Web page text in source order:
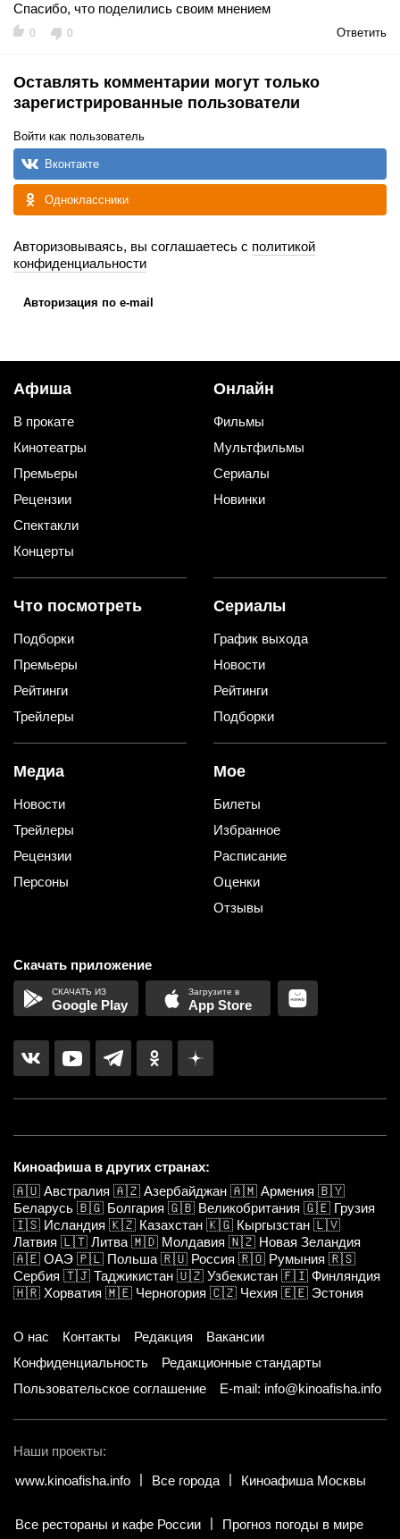
Спасибо, что поделились своим мнением
0 0 Ответить
Оставлять комментарии могут только
зарегистрированные пользователи
Войти как пользователь
Вконтакте
Одноклассники
Авторизовываясь, вы соглашаетесь с политикой
конфиденциальности
Авторизация по e-mail
Афиша
В прокате
Кинотеатры
Премьеры
Рецензии
Спектакли
Концерты
Онлайн
Фильмы
Мультфильмы
Сериалы
Новинки
Что посмотреть
Подборки
Премьеры
Рейтинги
Трейлеры
Сериалы
График выхода
Новости
Рейтинги
Подборки
Медиа
Новости
Трейлеры
Рецензии
Персоны
Мое
Билеты
Избранное
Расписание
Оценки
Отзывы
Скачать приложение
Google Play App Store
Киноафиша в других странах:
🇦🇺 Австралия 🇦🇿 Азербайджан 🇦🇲 Армения 🇧🇾
Беларусь 🇧🇬 Болгария 🇬🇧 Великобритания 🇬🇪 Грузия
🇮🇸 Исландия 🇰🇿 Казахстан 🇰🇬 Кыргызстан 🇱🇻
Латвия 🇱🇹 Литва 🇲🇩 Молдавия 🇳🇿 Новая Зеландия
🇦🇪 ОАЭ 🇵🇱 Польша 🇷🇺 Россия 🇷🇴 Румыния 🇷🇸
Сербия 🇹🇯 Таджикистан 🇺🇿 Узбекистан 🇫🇮 Финляндия
🇭🇷 Хорватия 🇲🇪 Черногория 🇨🇿 Чехия 🇪🇪 Эстония
О нас Контакты Редакция
Вакансии
Конфиденциальность
Редакционные стандарты
Пользовательское соглашение
E-mail: info@kinoafisha.info
Наши проекты:
www.kinoafisha.info
Все города Киноафиша Москвы
Все рестораны и кафе России Прогноз погоды в мире